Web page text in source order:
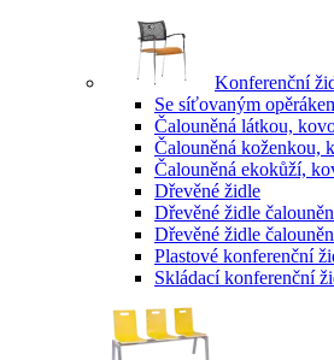
Konferenční
Se síťovaným
Čalouněná látkou,
Čalouněná koženkou,
Čalouněná ekokůží,
Dřevěné židle
Dřevěné židle
Dřevěné židle
Plastové konferenční
Skládací konferenční